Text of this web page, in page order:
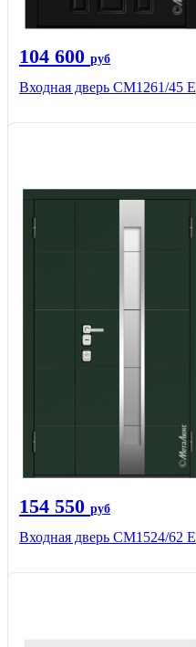
104 600 руб
Входная дверь СМ1261/45 Е
154 550 руб
Входная дверь CМ1524/62 Е